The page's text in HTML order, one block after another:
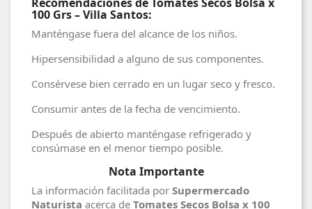
100 Grs – Villa Santos:
Manténgase fuera del alcance de los niños.
Hipersensibilidad a alguno de sus componentes.
Consérvese bien cerrado en un lugar seco y fresco.
Consumir antes de la fecha de vencimiento.
Después de abierto manténgase refrigerado y
consúmase en el menor tiempo posible.
Nota Importante
La información facilitada por Supermercado
Naturista acerca de Tomates Secos Bolsa x 100